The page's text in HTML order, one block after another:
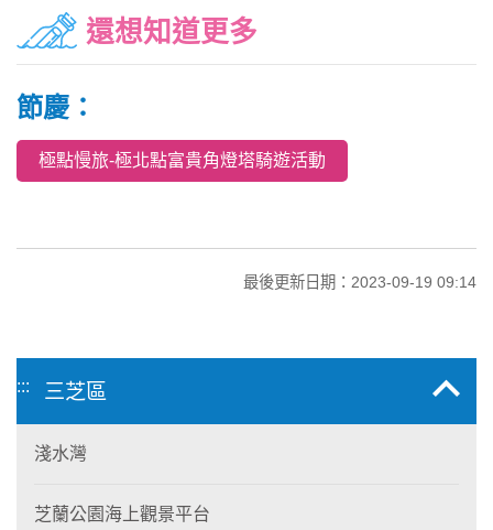
還想知道更多
節慶：
極點慢旅-極北點富貴角燈塔騎遊活動
最後更新日期：2023-09-19 09:14
::: 三芝區
淺水灣
芝蘭公園海上觀景平台